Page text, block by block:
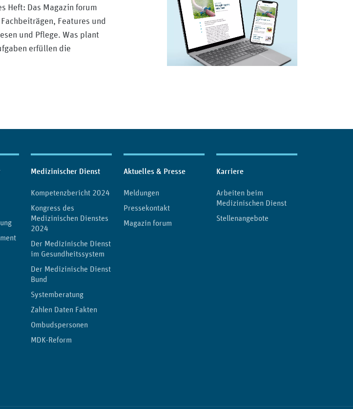
Heft: Das Magazin forum
Features und
und Pflege. Was plant
erfüllen die
Seite)
Medizinischer Dienst
Kompetenzbericht 2024
Kongress des
Medizinischen Dienstes
2024
Der Medizinische Dienst
im Gesundheitssystem
Der Medizinische Dienst
Bund
Systemberatung
Zahlen Daten Fakten
Ombudspersonen
MDK-Reform
Aktuelles & Presse
Meldungen
Pressekontakt
Magazin forum
Karriere
Arbeiten beim
Medizinischen Dienst
Stellenangebote